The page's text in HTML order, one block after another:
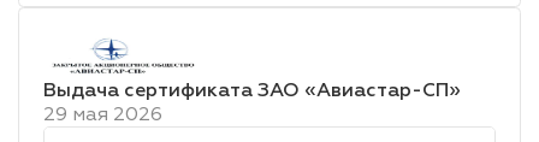
Выдача сертификата ЗАО «Авиастар-СП»
29 мая 2026